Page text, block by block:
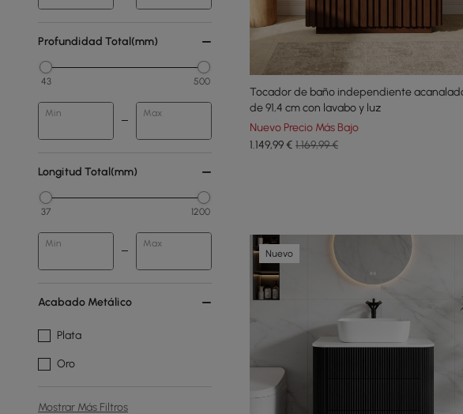
Profundidad Total(mm)
43 500
Min Max
Longitud Total(mm)
37 1200
Min Max
Acabado Metálico
Plata
Oro
Mostrar Más Filtros
Tocador de baño independiente
de 91,4 cm con lavabo y luz
Nuevo Precio Más Bajo
1.149,99€ 1.169,99 €
Nuevo